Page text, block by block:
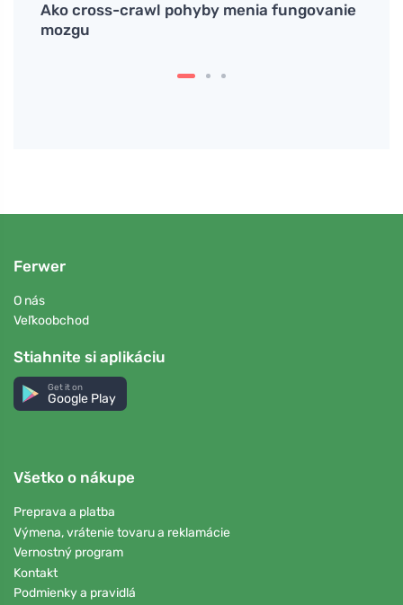
Ako cross-crawl pohyby menia fungovanie
mozgu
Ferwer
O nás
Veľkoobchod
Stiahnite si aplikáciu
Get it on
Google Play
Všetko o nákupe
Preprava a platba
Výmena, vrátenie tovaru a reklamácie
Vernostný program
Kontakt
Podmienky a pravidlá